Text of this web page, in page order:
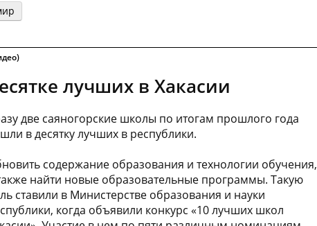
лучших в Хакасии
две саяногорские школы по итогам прошлого года
в десятку лучших в республики.
содержание образования и технологии обучения,
найти новые образовательные программы. Такую
ставили в Министерстве образования и науки
когда объявили конкурс «10 лучших школ